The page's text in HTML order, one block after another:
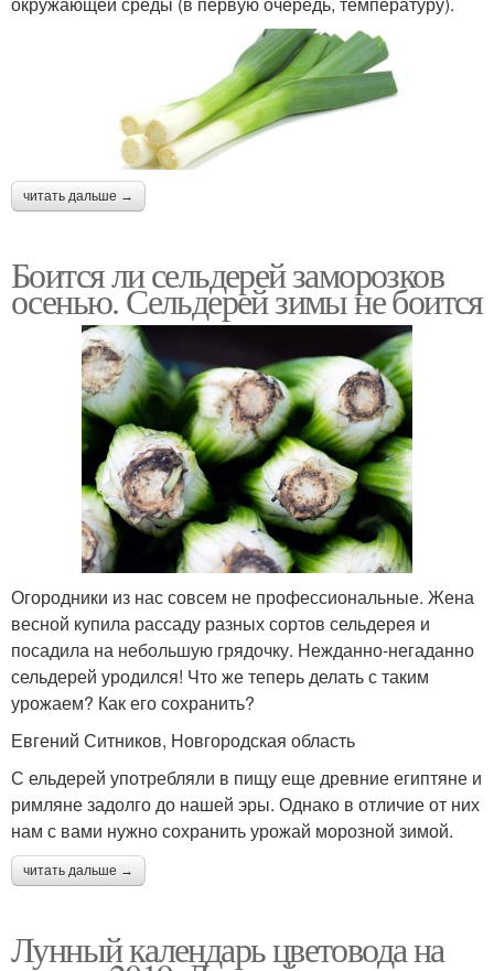
читать дальше →
Боится ли сельдерей заморозков
осенью. Сельдерей зимы не боится
Огородники из нас совсем не профессиональные. Жена
весной купила рассаду разных сортов сельдерея и
посадила на небольшую грядочку. Нежданно-негаданно
сельдерей уродился! Что же теперь делать с таким
урожаем? Как его сохранить?
Евгений Ситников, Новгородская область
С ельдерей употребляли в пищу еще древние египтяне и
римляне задолго до нашей эры. Однако в отличие от них
нам с вами нужно сохранить урожай морозной зимой.
читать дальше →
Лунный календарь цветовода на